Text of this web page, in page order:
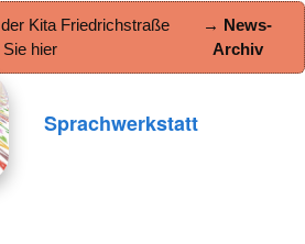
Kita Friedrichstraße
hier
→ News-
Archiv
Sprachwerkstatt